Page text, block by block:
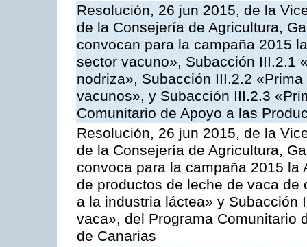
Resolución, 26 jun 2015, de la
de la Consejería de Agricultura,
convocan para la campaña 2015
sector vacuno», Subacción III.2.1
nodriza», Subacción III.2.2
vacunos», y Subacción III.2.3
Comunitario de Apoyo a las
Resolución, 26 jun 2015, de la
de la Consejería de Agricultura,
convoca para la campaña 2015
de productos de leche de vaca
a la industria láctea» y Subacción
vaca», del Programa Comunitario
de Canarias